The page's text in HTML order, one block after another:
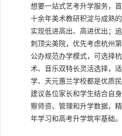
想要一站式艺考升学服务，
十余年美术教研积淀与成熟
实现低进高出、高进优出；
刺顶尖美院，优先考虑杭州
公办规范办学模式，可选择
术、音乐双特长灵活选择，
学、天元蕙兰学校都是优质民
建议各位家长和学生结合自
察师资、管理和升学数据，
年学习和高考升学筑牢基础。